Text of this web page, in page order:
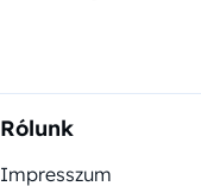
Rólunk
Impresszum